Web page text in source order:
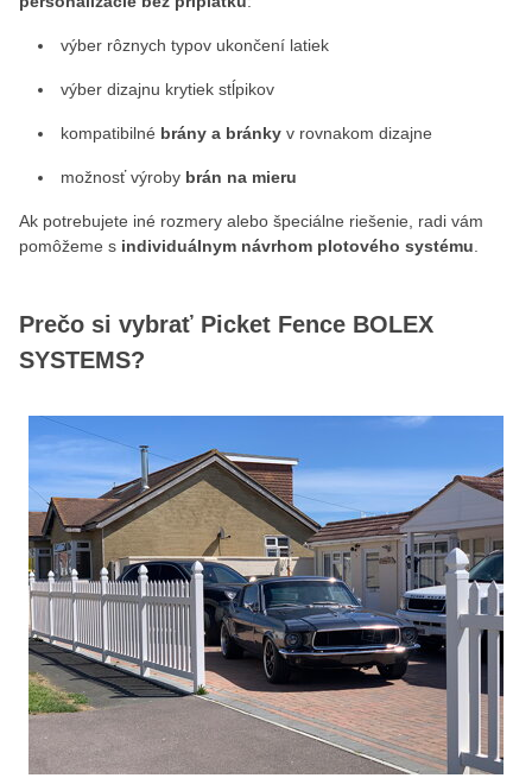
výber rôznych typov ukončení latiek
výber dizajnu krytiek stĺpikov
kompatibilné brány a bránky v rovnakom dizajne
možnosť výroby brán na mieru
Ak potrebujete iné rozmery alebo špeciálne riešenie, radi vám
pomôžeme s individuálnym návrhom plotového systému
Prečo si vybrať Picket Fence BOLEX
SYSTEMS?